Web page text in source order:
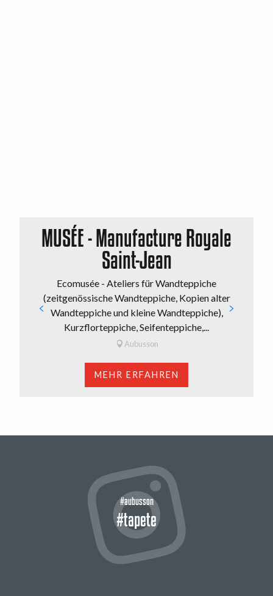
MUSÉE - Manufacture Royale
Saint-Jean
Ecomusée - Ateliers für Wandteppiche
(zeitgenössische Wandteppiche, Kopien alter
Wandteppiche und kleine Wandteppiche),
Kurzflorteppiche, Seifenteppiche,...
Aubusson
MEHR ERFAHREN
#aubusson
#tapete